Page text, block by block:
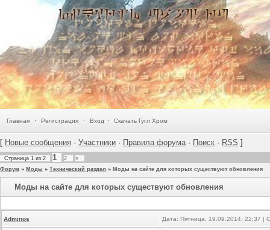
Главная · Регистрация · Вход · Скачать Гугл Хром
[ Новые сообщения · Участники · Правила форума· Поиск · RSS ]
Страница 1 из 2 1 2
»
Форум » Моды » Технический раздел » Моды на сайте для которых существуют обновления
Моды на сайте для которых существуют обновления
Adminos Дата: Пятница, 19.09.2014, 22:37 |